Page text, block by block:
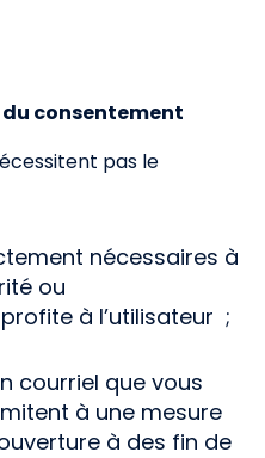
du consentement
pas le
nécessaires à
ou
à l’utilisateur ;
courriel que vous
à une mesure
à des fin de